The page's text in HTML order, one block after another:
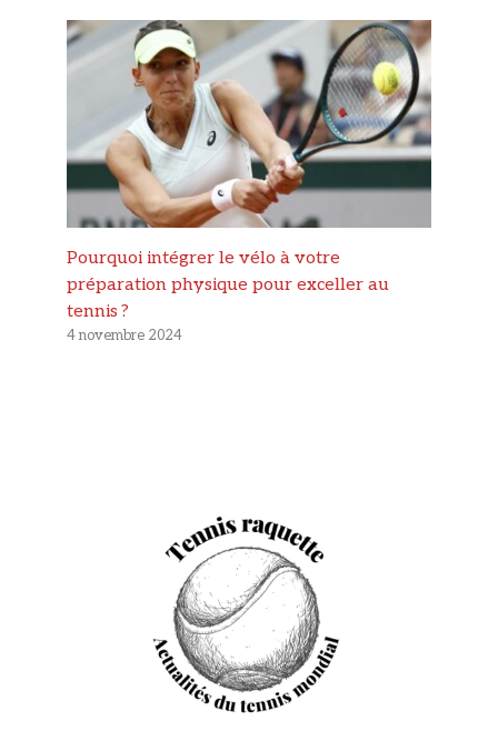
Pourquoi intégrer le vélo à votre
préparation physique pour exceller au
tennis ?
4 novembre 2024